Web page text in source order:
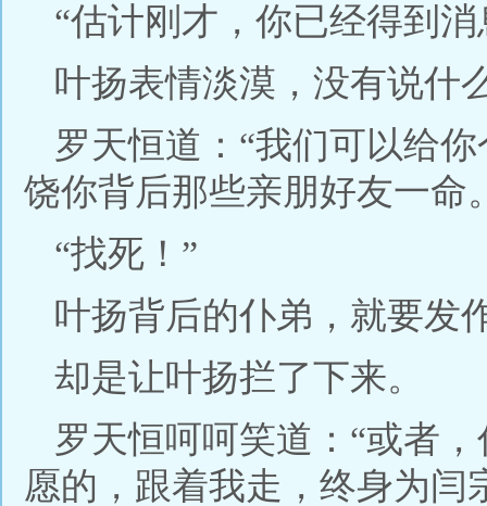
“估计刚才，你已经得到消
叶扬表情淡漠，没有说什
罗天恒道：“我们可以给
饶你背后那些亲朋好友一命
“找死！”
叶扬背后的仆弟，就要发
却是让叶扬拦了下来。
罗天恒呵呵笑道：“或者
愿的，跟着我走，终身为闫